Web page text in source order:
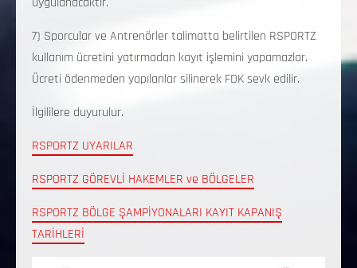
7) Sporcular ve Antrenörler talimatta belirtilen RSPORTZ
kullanım ücretini yatırmadan kayıt işlemini yapamazlar.
Ücreti ödenmeden yapılanlar silinerek FDK sevk edilir.
İlgililere duyurulur.
RSPORTZ UYARILAR
RSPORTZ GÖREVLİ HAKEMLER ve BÖLGELER
RSPORTZ BÖLGE ŞAMPİYONALARI KAYIT KAPANIŞ
TARİHLERİ